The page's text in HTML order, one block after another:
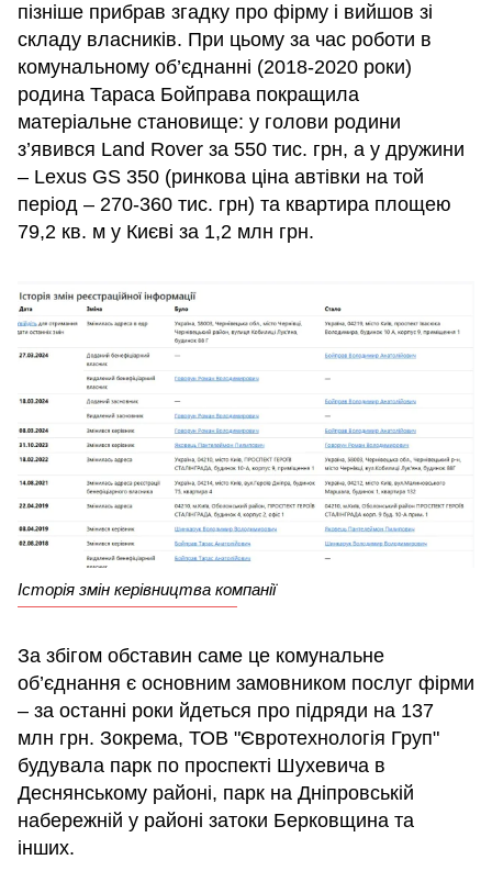
пізніше прибрав згадку про фірму і вийшов зі
складу власників. При цьому за час роботи в
комунальному об’єднанні (2018-2020 роки)
родина Тараса Бойправа покращила
матеріальне становище: у голови родини
з’явився Land Rover за 550 тис. грн, а у дружини
– Lexus GS 350 (ринкова ціна автівки на той
період – 270-360 тис. грн) та квартира площею
79,2 кв. м у Києві за 1,2 млн грн.
Історія змін керівництва компанії
За збігом обставин саме це комунальне
об’єднання є основним замовником послуг фірми
– за останні роки йдеться про підряди на 137
млн грн. Зокрема, ТОВ "Євротехнологія Груп"
будувала парк по проспекті Шухевича в
Деснянському районі, парк на Дніпровській
набережній у районі затоки Берковщина та
інших.